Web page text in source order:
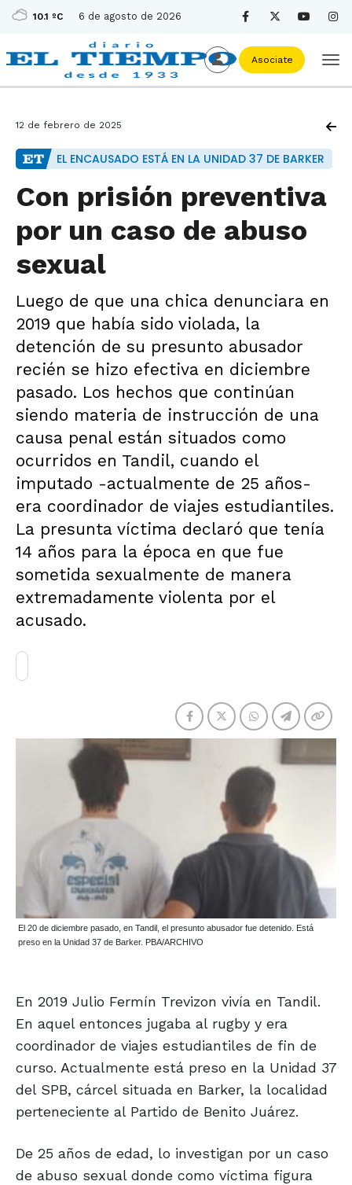
10.1 ºC 6 de agosto de 2026
Asociate
12 de febrero de 2025
EL ENCAUSADO ESTÁ EN LA UNIDAD 37 DE BARKER
Con prisión preventiva
por un caso de abuso
sexual
Luego de que una chica denunciara en
2019 que había sido violada, la
detención de su presunto abusador
recién se hizo efectiva en diciembre
pasado. Los hechos que continúan
siendo materia de instrucción de una
causa penal están situados como
ocurridos en Tandil, cuando el
imputado -actualmente de 25 años-
era coordinador de viajes estudiantiles.
La presunta víctima declaró que tenía
14 años para la época en que fue
sometida sexualmente de manera
extremadamente violenta por el
acusado.
El 20 de diciembre pasado, en Tandil, el presunto abusador fue detenido. Está
preso en la Unidad 37 de Barker. PBA/ARCHIVO
En 2019 Julio Fermín Trevizon vivía en Tandil.
En aquel entonces jugaba al rugby y era
coordinador de viajes estudiantiles de fin de
curso. Actualmente está preso en la Unidad 37
del SPB, cárcel situada en Barker, la localidad
perteneciente al Partido de Benito Juárez.
De 25 años de edad, lo investigan por un caso
de abuso sexual donde como víctima figura